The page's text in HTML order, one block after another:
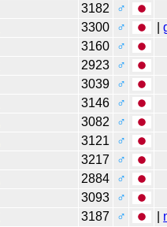
3182
♂
3300 ♂ |
3160
♂
2923
♂
3039
♂
3146
♂
3082
♂
3121
♂
3217
♂
2884
♂
3093
♂
3187 ♂